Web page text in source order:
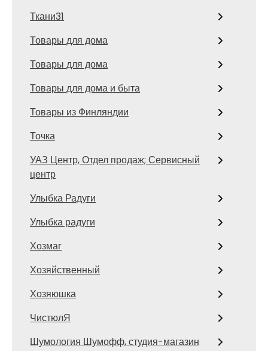
Ткани31
Товары для дома
Товары для дома
Товары для дома и быта
Товары из Финляндии
Точка
УАЗ Центр, Отдел продаж; Сервисный
центр
Улыбка Радуги
Улыбка радуги
Хозмаг
Хозяйственный
Хозяюшка
ЧистюлЯ
Шумология Шумофф, студия-магазин